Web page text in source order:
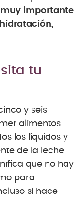
muy importante
tu
y seis
alimentos
los líquidos y
de la leche
que no hay
para
si hace